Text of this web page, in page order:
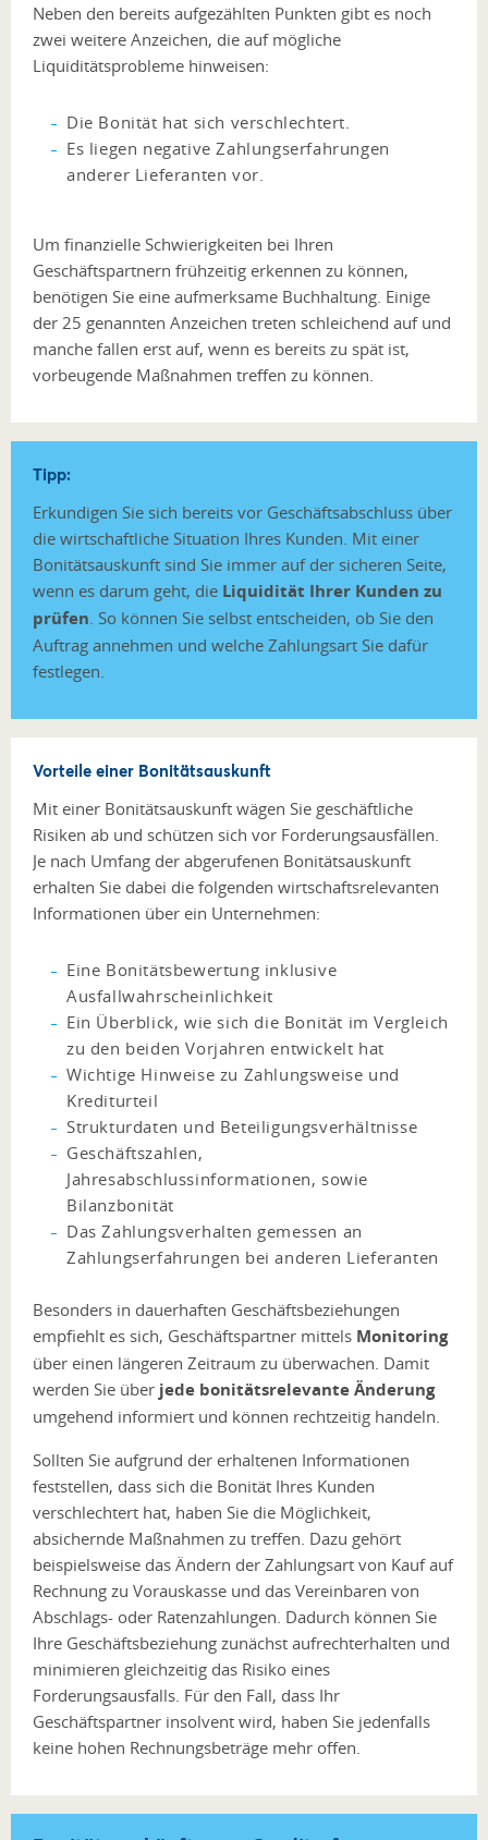
Neben den bereits aufgezählten Punkten gibt es noch
zwei weitere Anzeichen, die auf mögliche
Liquiditätsprobleme hinweisen:
Die Bonität hat sich verschlechtert.
Es liegen negative Zahlungserfahrungen
anderer Lieferanten vor.
Um finanzielle Schwierigkeiten bei Ihren
Geschäftspartnern frühzeitig erkennen zu können,
benötigen Sie eine aufmerksame Buchhaltung. Einige
der 25 genannten Anzeichen treten schleichend auf und
manche fallen erst auf, wenn es bereits zu spät ist,
vorbeugende Maßnahmen treffen zu können.
Tipp:
Erkundigen Sie sich bereits vor Geschäftsabschluss über
die wirtschaftliche Situation Ihres Kunden. Mit einer
Bonitätsauskunft sind Sie immer auf der sicheren Seite,
wenn es darum geht, die Liquidität Ihrer Kunden zu
prüfen . So können Sie selbst entscheiden, ob Sie den
Auftrag annehmen und welche Zahlungsart Sie dafür
festlegen.
Vorteile einer Bonitätsauskunft
Mit einer Bonitätsauskunft wägen Sie geschäftliche
Risiken ab und schützen sich vor Forderungsausfällen.
Je nach Umfang der abgerufenen Bonitätsauskunft
erhalten Sie dabei die folgenden wirtschaftsrelevanten
Informationen über ein Unternehmen:
Eine Bonitätsbewertung inklusive
Ausfallwahrscheinlichkeit
Ein Überblick, wie sich die Bonität im Vergleich
zu den beiden Vorjahren entwickelt hat
Wichtige Hinweise zu Zahlungsweise und
Krediturteil
Strukturdaten und Beteiligungsverhältnisse
Geschäftszahlen,
Jahresabschlussinformationen, sowie
Bilanzbonität
Das Zahlungsverhalten gemessen an
Zahlungserfahrungen bei anderen Lieferanten
Besonders in dauerhaften Geschäftsbeziehungen
empfiehlt es sich, Geschäftspartner mittels Monitoring
über einen längeren Zeitraum zu überwachen. Damit
werden Sie über jede bonitätsrelevante Änderung
umgehend informiert und können rechtzeitig handeln.
Sollten Sie aufgrund der erhaltenen Informationen
feststellen, dass sich die Bonität Ihres Kunden
verschlechtert hat, haben Sie die Möglichkeit,
absichernde Maßnahmen zu treffen. Dazu gehört
beispielsweise das Ändern der Zahlungsart von Kauf auf
Rechnung zu Vorauskasse und das Vereinbaren von
Abschlags- oder Ratenzahlungen. Dadurch können Sie
Ihre Geschäftsbeziehung zunächst aufrechterhalten und
minimieren gleichzeitig das Risiko eines
Forderungsausfalls. Für den Fall, dass Ihr
Geschäftspartner insolvent wird, haben Sie jedenfalls
keine hohen Rechnungsbeträge mehr offen.